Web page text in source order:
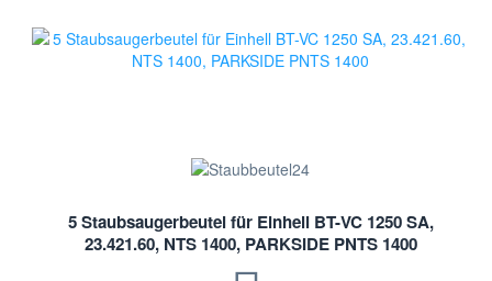
5 Staubsaugerbeutel für Einhell BT-VC 1250 SA,
23.421.60, NTS 1400, PARKSIDE PNTS 1400